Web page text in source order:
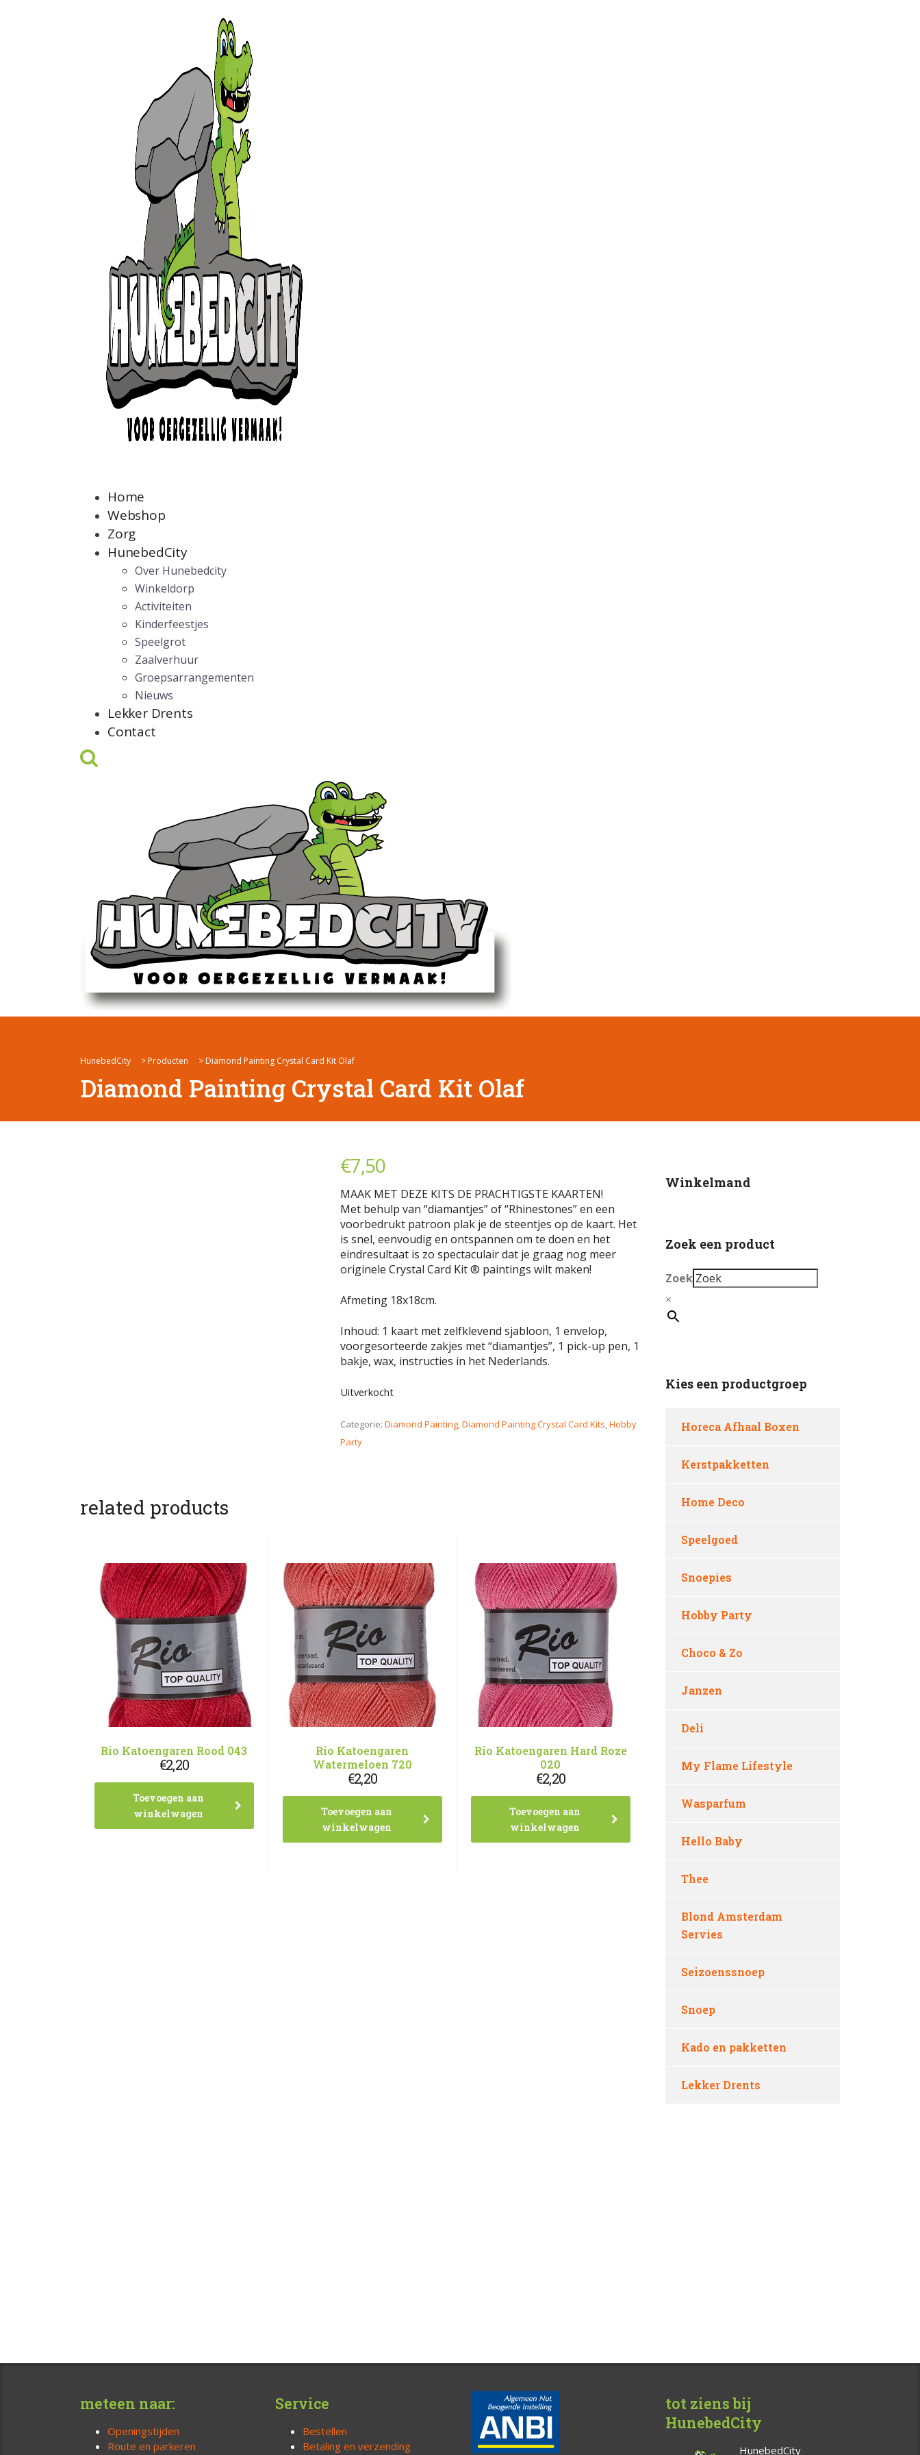
Home
Webshop
Zorg
HunebedCity
Over Hunebedcity
Winkeldorp
Activiteiten
Kinderfeestjes
Speelgrot
Zaalverhuur
Groepsarrangementen
Nieuws
Lekker Drents
Contact
HunebedCity > Producten > Diamond Painting Crystal Card Kit Olaf
Diamond Painting Crystal Card Kit Olaf
€7,50
MAAK MET DEZE KITS DE PRACHTIGSTE KAARTEN!
Met behulp van “diamantjes” of “Rhinestones” en een
voorbedrukt patroon plak je de steentjes op de kaart. Het
is snel, eenvoudig en ontspannen om te doen en het
eindresultaat is zo spectaculair dat je graag nog meer
originele Crystal Card Kit ® paintings wilt maken!
Afmeting 18x18cm.
Inhoud: 1 kaart met zelfklevend sjabloon, 1 envelop,
voorgesorteerde zakjes met “diamantjes”, 1 pick-up pen, 1
bakje, wax, instructies in het Nederlands.
Uitverkocht
Categorie: Diamond Painting,Diamond Painting Crystal Card Kits,Hobby
Party
related products
Rio Katoengaren Rood 043
€2,20
Toevoegen aan
winkelwagen
Rio Katoengaren
Watermeloen 720
€2,20
Toevoegen aan
winkelwagen
Rio Katoengaren Hard Roze
020
€2,20
Toevoegen aan
winkelwagen
Winkelmand
Zoek een product
Zoek
×
Kies een productgroep
Horeca Afhaal Boxen
Kerstpakketten
Home Deco
Speelgoed
Snoepies
Hobby Party
Choco & Zo
Janzen
Deli
My Flame Lifestyle
Wasparfum
Hello Baby
Thee
Blond Amsterdam
Servies
Seizoenssnoep
Snoep
Kado en pakketten
Lekker Drents
meteen naar:
Openingstijden
Route en parkeren
Service
Bestellen
Betaling en verzending
tot ziens bij
HunebedCity
HunebedCity